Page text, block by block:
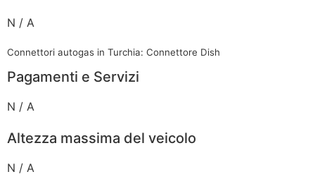
N / A
Connettori autogas in Turchia: Connettore Dish
Pagamenti e Servizi
N / A
Altezza massima del veicolo
N / A